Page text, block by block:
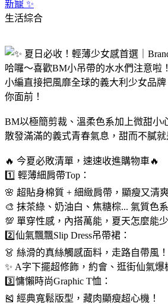
新寵 ✨
生活綜合
哈囉～喜歡BM小吊帶的水水們注意啦
小編直接把風靡全球的義大利少女品牌
你面前！
BM以極簡剪裁、溫柔色系加上微甜小
散發滿滿的義式青春氣息，甜而不膩就
🔥 今夏必敗清單，速速收進購物車🔥
1️⃣ 輕薄細肩帶Top：
🌸 超貼身棉質 + 細緻肩帶，顯瘦又清爽
🎨 抹茶綠、奶油白、焦糖棕... 氣質色
💯 單穿性感，內搭萬能，夏天怎麼能
2️⃣仙氣飄飄Slip Dress吊帶裙：
👗 絲滑的真絲觸感面料，走路自帶風！
✨ A字下擺超修飾，約會、逛街仙氣爆
3️⃣慵懶時尚Graphic T恤：
🎽 經典寬鬆版型，藏肉顯瘦超心機！